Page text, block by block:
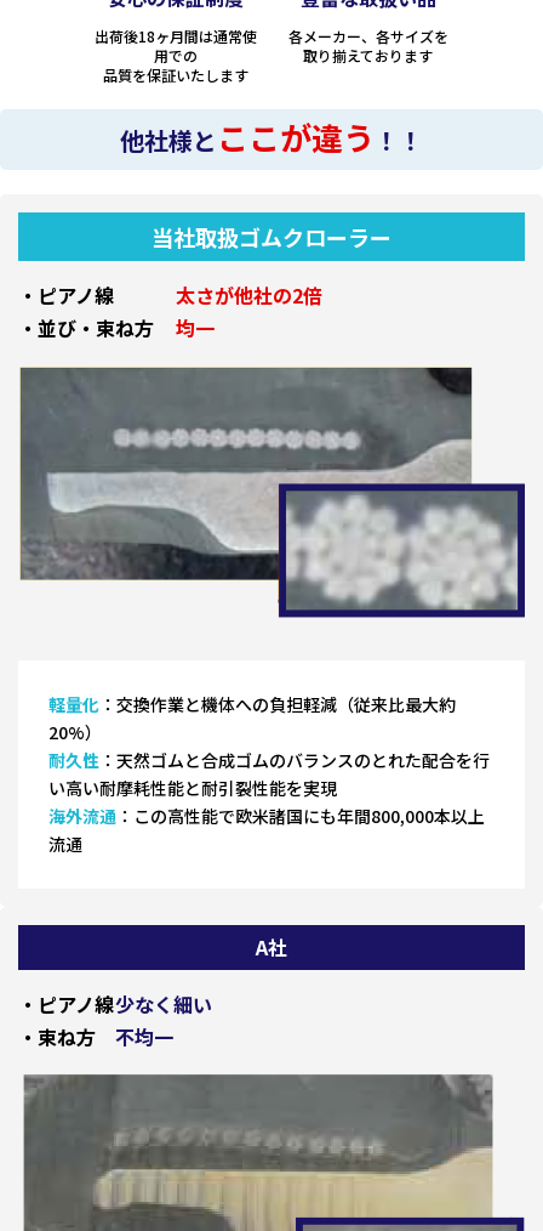
出荷後18ヶ月間は通常使
用での
品質を保証いたします
各メーカー、各サイズを
取り揃えております
他社様と ここが違う ！！
当社取扱ゴムクローラー
・ピアノ線
太さが他社の2倍
・並び・束ね方
均一
軽量化 ：交換作業と機体への負担軽減（従来比最大約
20%）
耐久性 ：天然ゴムと合成ゴムのバランスのとれた配合を行
い高い耐摩耗性能と耐引裂性能を実現
海外流通 ：この高性能で欧米諸国にも年間800,000本以上
流通
A社
・ピアノ線少なく細い
・束ね方
不均一